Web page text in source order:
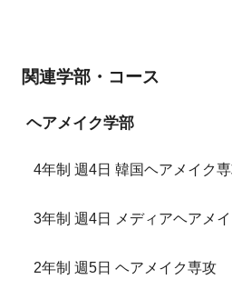
関連学部・コース
ヘアメイク学部
4年制 週4日 韓国ヘアメイク
3年制 週4日 メディアヘアメ
2年制 週5日 ヘアメイク専攻